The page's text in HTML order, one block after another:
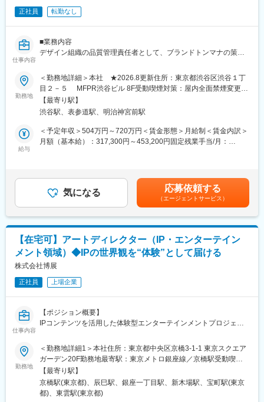
国内のコンサルティングサービス部門には5,000名規模のコンサル
タントが所属しており、デロイトの各国現地事務所と連携して、
を有しています。
■必須条件：
◆Creative Director
・広告代理店における6年以上の経験
・広告代理店において（Associate/Senior）Creative Director タイ
・指名代理店（Agency of Record）スコープにおけるCreative チ
ームリード経験
変更の範囲：会社の定める業務
正社員 転勤なし
仕事内容
■業務内容
デザイン組織の品質管理責任者として、ブランドトンマナの策定
ションです。自身での制作も担いながら、組織全体のデザイン品
質を高めます。
■業務詳細
・各事業部からのデザイン依頼のヒアリングと整理
・ブランドトンマナの策定・提案
・デザイナーへの業務振り分けとフィードバック・承認
・デザインルールの標準化・言語化
■扱うサービス
サロン運営、D2C商品、M&Aなど幅広い美容系事業に関わりま
す。年間複数の新規ブランド立ち上げや、SNS・Web広告、EC関
クリエイティブチームは新設組織で、マーケティング部門や経営
層と密接に連携しながら業務を推進します。
・デザイン組織の責任者として、ブランドのビジュアル基盤を言
語化・標準化する経験を積める
の視野と裁量が広がる
・自身の制作も継続しながらマネジメントを担う、実務と組織づ
・フルフレックス制（コアタイム無し）・試用期間無しで、即日
から責任ある役割を担える
■教育体制
社内外の勉強会や経営者講演会、ナレッジシェア制度など成長支
勤務地
＜勤務地詳細＞本社 ★2026.8更新住所：東京都渋谷区渋谷１丁
目２－５ MFPR渋谷ビル 8F受動喫煙対策：屋内全面禁煙変更の
範囲：会社の定める事業所
【最寄り駅】
渋谷駅、表参道駅、明治神宮前駅
給与
＜予定年収＞504万円～720万円＜賃金形態＞月給制＜賃金内訳＞
月額（基本給）：317,300円～453,200円固定残業手当/月：
昇給実績（2025年度）・年収成長率：平均129%（昨対比）・年
収伸長実績：＋113万円（月給換算＋9.4万円）・最大月給昇給
額：＋30万円（年収換算360万円アップ相当）賃金はあくまでも
目安の金額であり、選考を通じて上下する可能性があります。月
給(月額)は固定手当を含めた表記です。
気になる 応募依頼する
（エージェントサービス）
【在宅可】アートディレクター（IP・エンターテイン
メント領域）◆IPの世界観を“体験”として届ける
株式会社博展
正社員 上場企業
仕事内容
【ポジション概要】
IPコンテンツを活用した体験型エンターテインメントプロジェク
ていただきます。
単に個別制作物をディレクションするのではなく、IPが持つ世界
観や魅力をどのように体験として届けるかを考え、クリエイティ
ブ全体の方向性を設計・推進していただく役割です。
【業務内容】
勤務地
＜勤務地詳細1＞本社住所：東京都中央区京橋3-1-1 東京スクエア
ガーデン20F勤務地最寄駅：東京メトロ銀座線／京橋駅受動喫煙
対策：屋内全面禁煙＜勤務地詳細2＞制作スタジオ HAKUTEN T-
BASE住所：東京都江東区辰巳3-13-25 受動喫煙対策：屋内全面禁
煙変更の範囲：会社の定める事業所（リモートワーク含む）
【最寄り駅】
京橋駅(東京都)、辰巳駅、銀座一丁目駅、新木場駅、宝町駅(東京
都)、東雲駅(東京都)